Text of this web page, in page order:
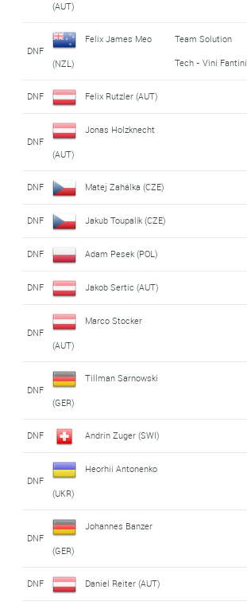
(AUT)
DNF
Felix James Meo
(NZL)
Team Solution
Tech - Vini Fantini
DNF Felix Rutzler (AUT)
DNF
Jonas Holzknecht
(AUT)
DNF Matej Zahálka (CZE)
DNF Jakub Toupalík (CZE)
DNF Adam Pesek (POL)
DNF Jakob Sertic (AUT)
DNF
Marco Stocker
(AUT)
DNF
Tillman Sarnowski
(GER)
DNF Andrin Zuger (SWI)
DNF
Heorhii Antonenko
(UKR)
DNF
Johannes Banzer
(GER)
DNF Daniel Reiter (AUT)